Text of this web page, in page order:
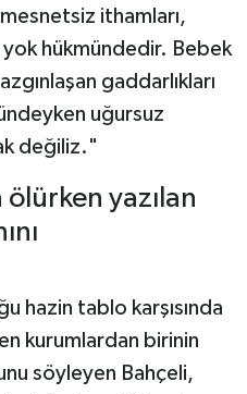
ithamları,
yok hükmündedir. Bebek
gaddarlıkları
uğursuz
değiliz."
yazılan
hazin tablo karşısında
kurumlardan birinin
söyleyen Bahçeli,